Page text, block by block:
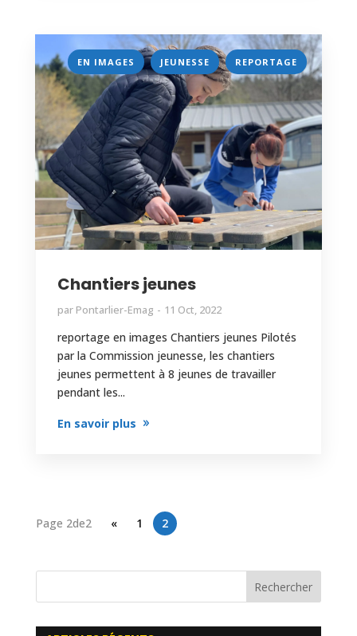
EN IMAGES , JEUNESSE , REPORTAGE
Chantiers jeunes
par Pontarlier-Emag 11 Oct, 2022
reportage en images Chantiers jeunes Pilotés
par la Commission jeunesse, les chantiers
jeunes permettent à 8 jeunes de travailler
pendant les...
En savoir plus
Page 2de2 « 1 2
Rechercher